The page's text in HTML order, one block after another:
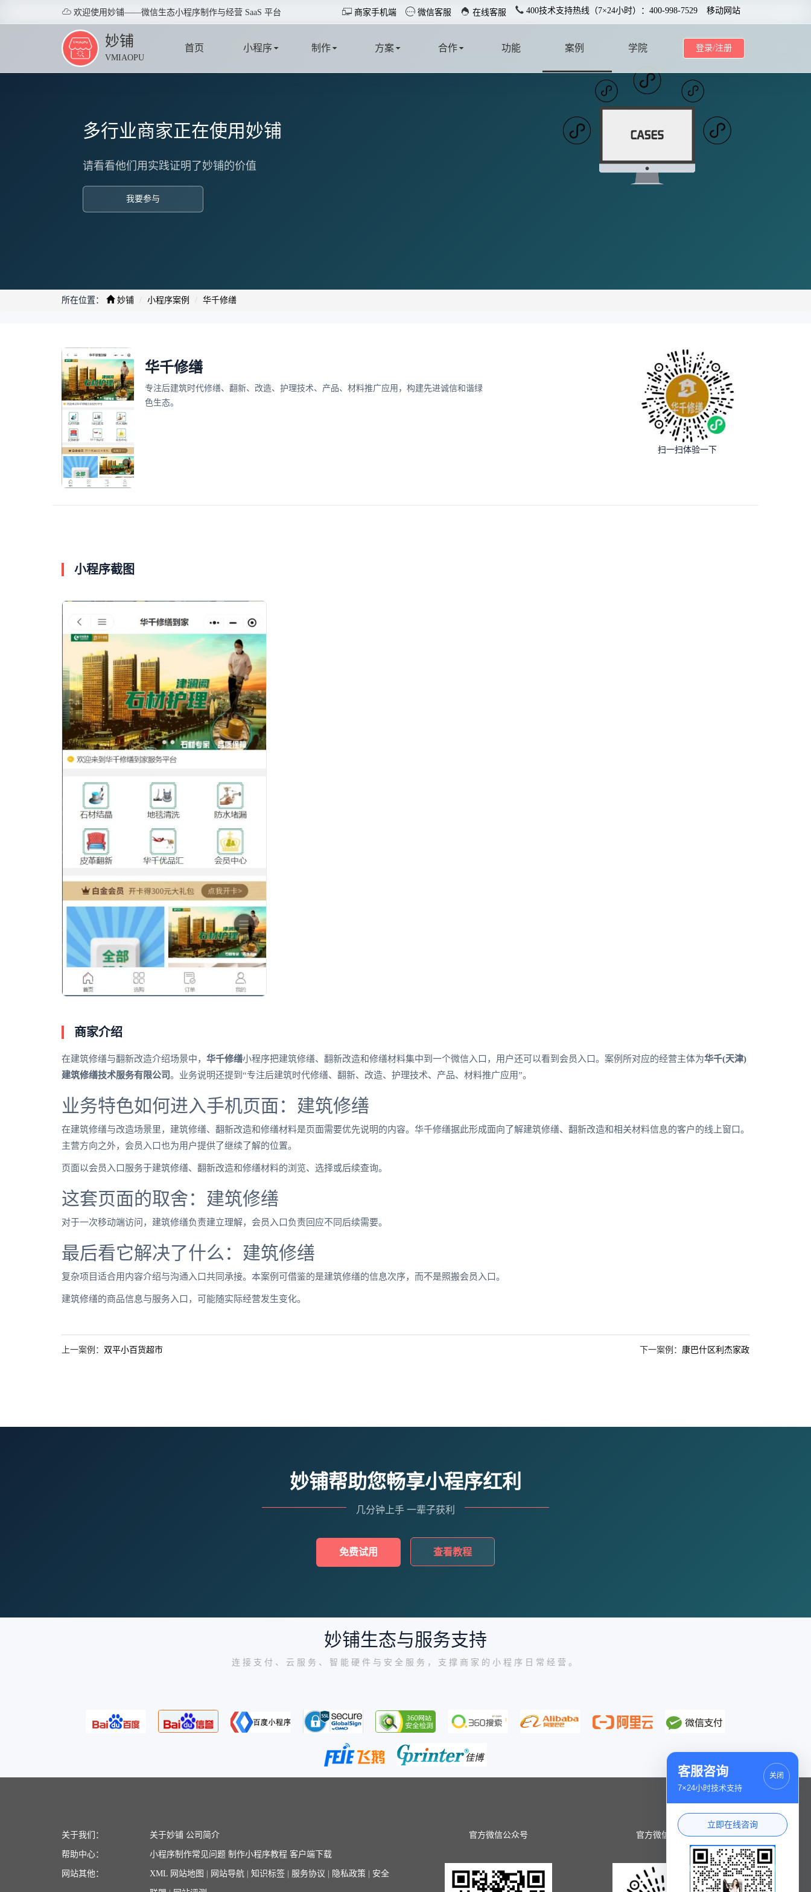
 欢迎使用妙铺——微信生态小程序制作与经营 SaaS 平台  商家手机端  微信客服  在线客服 400技术支持热线（7×24小时）：400-998-7529 移动网站
妙铺
VMIAOPU
登录/注册
首页 小程序 制作 方案 合作 功能 案例 学院
多行业商家正在使用妙铺
请看看他们用实践证明了妙铺的价值
我要参与
所在位置： 妙铺 小程序案例 华千修缮
华千修缮
专注后建筑时代修缮、翻新、改造、护理技术、产品、材料推广应用，构建先进诚信和谐绿
色生态。
扫一扫体验一下
小程序截图
商家介绍
在建筑修缮与翻新改造介绍场景中， 华千修缮小程序把建筑修缮、翻新改造和修缮材料集中到一个微信入口，用户还可以看到会员入口。案例所对应的经营主体为华千(天津)
建筑修缮技术服务有限公司。业务说明还提到“专注后建筑时代修缮、翻新、改造、护理技术、产品、材料推广应用”。
业务特色如何进入手机页面：建筑修缮
在建筑修缮与改造场景里，建筑修缮、翻新改造和修缮材料是页面需要优先说明的内容。华千修缮据此形成面向了解建筑修缮、翻新改造和相关材料信息的客户的线上窗口。
主营方向之外，会员入口也为用户提供了继续了解的位置。
页面以会员入口服务于建筑修缮、翻新改造和修缮材料的浏览、选择或后续查询。
这套页面的取舍：建筑修缮
对于一次移动端访问，建筑修缮负责建立理解，会员入口负责回应不同后续需要。
最后看它解决了什么：建筑修缮
复杂项目适合用内容介绍与沟通入口共同承接。本案例可借鉴的是建筑修缮的信息次序，而不是照搬会员入口。
建筑修缮的商品信息与服务入口，可能随实际经营发生变化。
上一案例： 双平小百货超市 下一案例： 康巴什区利杰家政
妙铺帮助您畅享小程序红利
几分钟上手 一辈子获利
免费试用 查看教程
妙铺生态与服务支持
连接支付、云服务、智能硬件与安全服务，支撑商家的小程序日常经营。
关于我们： 关于妙铺 公司简介
帮助中心： 小程序制作常见问题 制作小程序教程 客户端下载
网站其他： XML 网站地图 | 网站导航 | 知识标签 | 服务协议 | 隐私政策 | 安全
官方微信公众号 官方微信小程序
客服咨询
7×24小时技术支持
关闭
立即在线咨询